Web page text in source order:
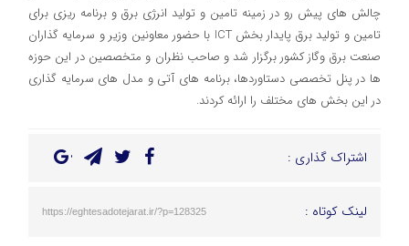
چالش های پیش رو در زمینه تامین و تولید انرژی برق و برنامه ریزی برای
تامین و تولید برق پایدار بخش ICT با حضور معاونین وزیر و سرمایه گذاران
صنعت برق وگاز کشور برگزار شد و صاحب نظران و متخصصین در این حوزه
ها در پنل تخصصی دستاوردها، برنامه های آتی و مدل های سرمایه گذاری
در این بخش های مختلف را ارائه کردند.
اشتراک گذاری :
لینک کوتاه : https://eghtesadotejarat.ir/?p=128325